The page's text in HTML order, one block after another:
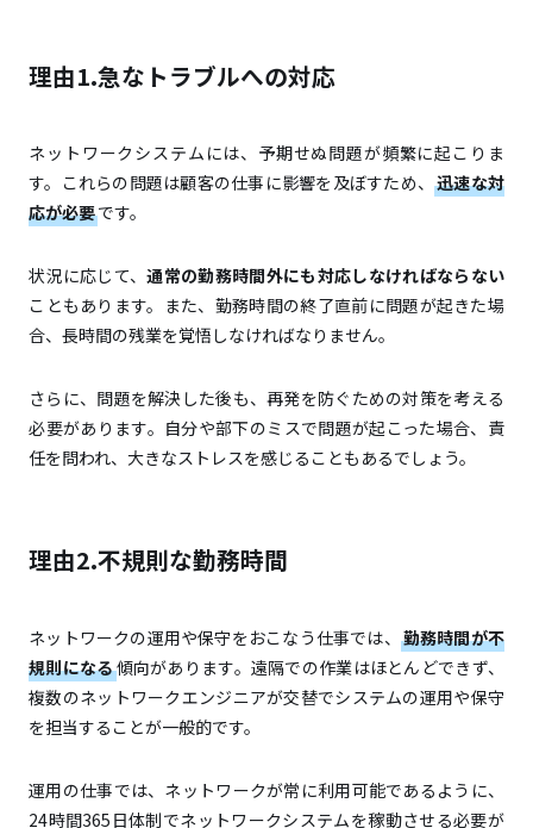
コミュニケーション能力が高い方
ユニゾンキャリア
リクルートエージェント
ワークポート
理由1.急なトラブルへの対応
ネットワークシステムには、予期せぬ問題が頻繁に起こりま
す。これらの問題は顧客の仕事に影響を及ぼすため、迅速な対
応が必要です。
状況に応じて、通常の勤務時間外にも対応しなければならない
こともあります。また、勤務時間の終了直前に問題が起きた場
合、長時間の残業を覚悟しなければなりません。
さらに、問題を解決した後も、再発を防ぐための対策を考える
必要があります。自分や部下のミスで問題が起こった場合、責
任を問われ、大きなストレスを感じることもあるでしょう。
理由2.不規則な勤務時間
ネットワークの運用や保守をおこなう仕事では、 勤務時間が不
規則になる傾向があります。遠隔での作業はほとんどできず、
複数のネットワークエンジニアが交替でシステムの運用や保守
を担当することが一般的です。
運用の仕事では、ネットワークが常に利用可能であるように、
24時間365日体制でネットワークシステムを稼動させる必要が